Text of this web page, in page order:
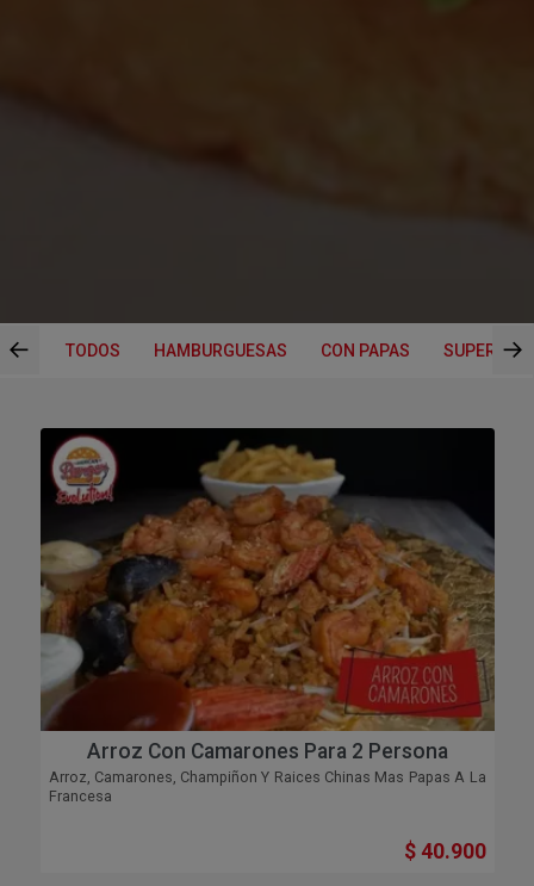
← TODOS HAMBURGUESAS CON PAPAS SUPER →
Arroz Con Camarones Para 2 Persona
Arroz, Camarones, Champiñon Y Raices Chinas Mas Papas A La
Francesa
$ 40.900